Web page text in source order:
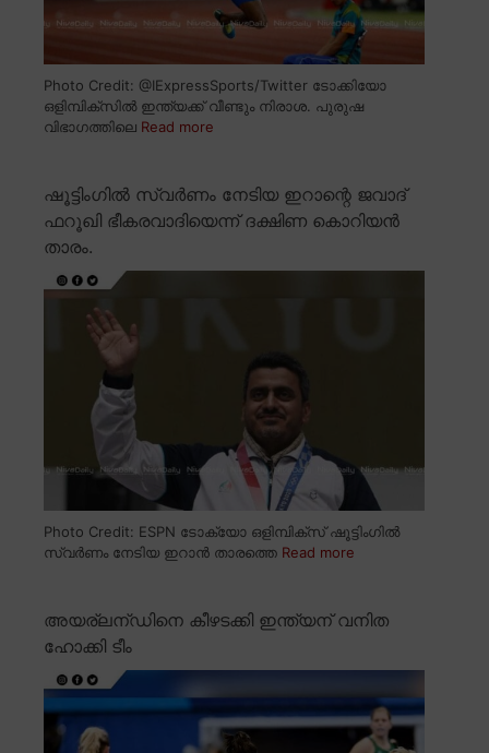
Photo Credit: @IExpressSports/Twitter ടോക്കിയോ
ഒളിമ്പിക്സിൽ ഇന്ത്യക്ക് വീണ്ടും നിരാശ. പുരുഷ
വിഭാഗത്തിലെ Read more
ഷൂട്ടിംഗിൽ സ്വർണം നേടിയ ഇറാന്റെ ജവാദ്
ഫറൂഖി ഭീകരവാദിയെന്ന് ദക്ഷിണ കൊറിയൻ
താരം.
Photo Credit: ESPN ടോക്യോ ഒളിമ്പിക്സ് ഷൂട്ടിംഗിൽ
സ്വർണം നേടിയ ഇറാൻ താരത്തെ Read more
അയര്ലന്ഡിനെ കീഴടക്കി ഇന്ത്യന് വനിത
ഹോക്കി ടീം